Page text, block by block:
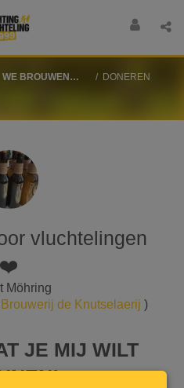
WE BROUWEN
VLUCHTELINGEN
DONEREN
vluchtelingen
❤️
Möhring
Brouwerij de Knutselaerij )
JE MIJ WILT